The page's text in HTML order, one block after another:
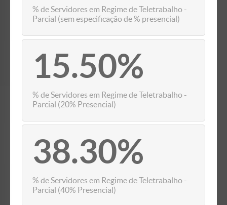
% de Servidores em Regime de Teletrabalho -
Parcial (sem especificação de % presencial)
15.50%
% de Servidores em Regime de Teletrabalho -
Parcial (20% Presencial)
38.30%
% de Servidores em Regime de Teletrabalho -
Parcial (40% Presencial)